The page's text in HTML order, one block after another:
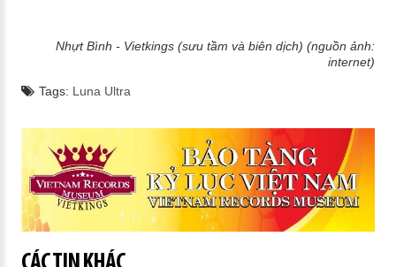
Nhựt Bình - Vietkings (sưu tầm và biên dịch) (nguồn ảnh:
internet)
Tags: Luna Ultra